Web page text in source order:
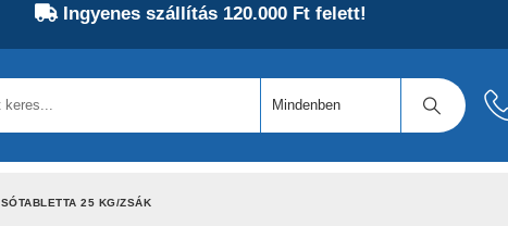
Ingyenes szállítás 120.000 Ft felett!
SÓTABLETTA 25 KG/ZSÁK